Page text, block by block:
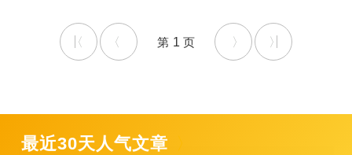
1
最近30天人气文章